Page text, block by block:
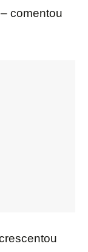
– comentou